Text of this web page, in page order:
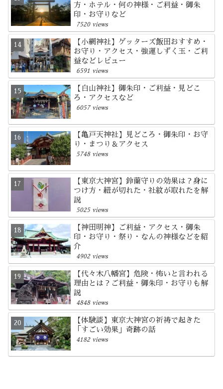
方・ホテル・何の神様・ご利益・御朱
印・お守りなど
7520 views
【小網神社】ゲッターズ飯田おすすめ・
お守り・アクセス・強運しずく玉・ご利
益などレビュー
6591 views
【白山神社】御朱印・ご利益・見どこ
ろ・アクセスなど
6057 views
【亀戸天神社】見どころ・御朱印・お守
り・まつり＆アクセス
5748 views
【東京大神宮】鈴蘭守りの効果は？身に
つけ方・紐が切れた・社紋が取れたを解
説
5025 views
【神田明神】ご利益・アクセス・御朱
印・お守り・祭り・なんの神様などを紹
介
4902 views
【代々木八幡宮】危険・怖いと言われる
理由とは？ご利益・御朱印・お守りも解
説
4848 views
【体験談】東京大神宮の祈祷で起きた
「すごい効果」奇跡の話
4182 views